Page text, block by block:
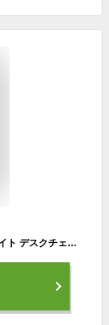
LEOVOL ゲーミングチェア メッシュ 跳ね上げ ホワイト デスクチェア 2色 黒 白 高機能チェア アームレスト 人間工学椅子 チェア 椅子 オフィスチェア 椅子 肘掛け パソコンチェア おしゃれ 事務椅子 回転 PCチェア OAチェア 在宅勤務 テレワーク